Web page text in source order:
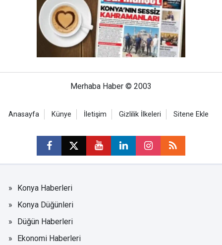
Merhaba Haber © 2003
Anasayfa Künye İletişim Gizlilik İlkeleri Sitene Ekle
Konya Haberleri
Konya Düğünleri
Düğün Haberleri
Ekonomi Haberleri